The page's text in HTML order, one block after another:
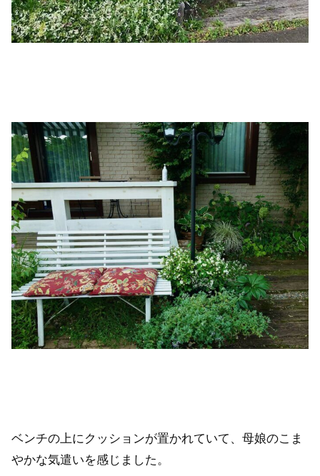
ベンチの上にクッションが置かれていて、母娘のこま
やかな気遣いを感じました。